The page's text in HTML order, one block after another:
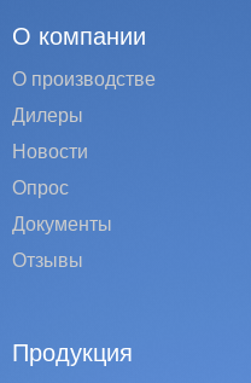
О компании
О производстве
Дилеры
Новости
Опрос
Документы
Отзывы
Продукция